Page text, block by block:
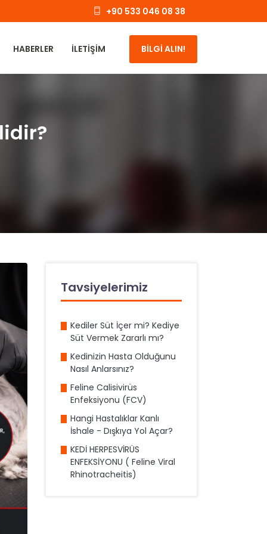
+90 533 046 08 38
HABERLER İLETIŞIM BİLGİ ALIN!
Tavsiyelerimiz
Kediler Süt İçer mi? Kediye
Süt Vermek Zararlı mı?
Kedinizin Hasta Olduğunu
Nasıl Anlarsınız?
Feline Calisivirüs
Enfeksiyonu (FCV)
Hangi Hastalıklar Kanlı
İshale - Dışkıya Yol Açar?
KEDİ HERPESVİRÜS
ENFEKSİYONU ( Feline Viral
Rhinotracheitis)